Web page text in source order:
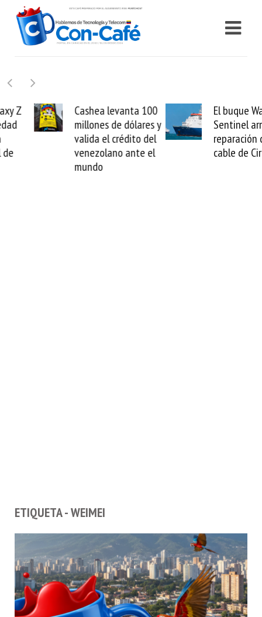
Cashea levanta 100
millones de dólares y
valida el crédito del
venezolano ante el
El buque Wave
Sentinel arranca la
reparación del
cable de Cirion
ETIQUETA - WEIMEI